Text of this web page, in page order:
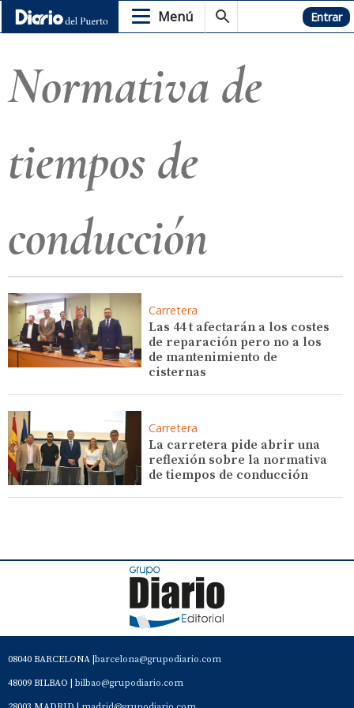
Menú Hemeroteca Entrar
Normativa de
tiempos de
conducción
Carretera
Las 44 t afectarán a los costes
de reparación pero no a los
de mantenimiento de
cisternas
Carretera
La carretera pide abrir una
reflexión sobre la normativa
de tiempos de conducción
08040 BARCELONA | barcelona@grupodiario.com
48009 BILBAO | bilbao@grupodiario.com